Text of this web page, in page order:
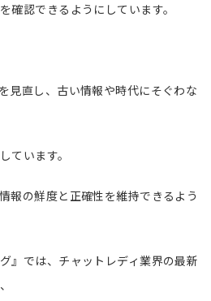
確認できるようにしています。
見直し、古い情報や時代にそぐわな
ています。
報の鮮度と正確性を維持できるよう
』では、チャットレディ業界の最新